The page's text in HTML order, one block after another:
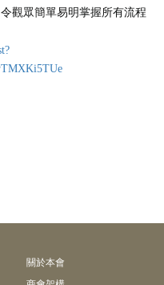
觀眾簡單易明掌握所有流程
關於本會